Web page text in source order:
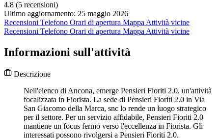
4.8 (5 recensioni)
Ultimo aggiornamento: 25 maggio 2026
Recensioni Telefono Orari di apertura Mappa Attività vicine
Recensioni Telefono Orari di apertura Mappa Attività vicine
Informazioni sull'attività
Descrizione
Nell'elenco di Ancona, emerge Pensieri Fioriti 2.0, un'attività
focalizzata in Fiorista. La sede di Pensieri Fioriti 2.0 in Via
San Giacomo della Marca, snc lo rende un luogo strategico
per il settore. Per un servizio affidabile, Pensieri Fioriti 2.0
mantiene un focus fermo verso l'eccellenza in Fiorista. Gli
interessati possono rivolgersi a Pensieri Fioriti 2.0.